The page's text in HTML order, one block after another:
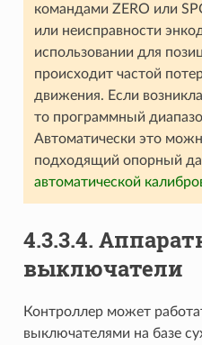
командами ZERO или
или неисправности
использовании для
происходит частой
движения. Если
то программный
Автоматически это
подходящий опорный
автоматической
4.3.3.4.
выключатели
Контроллер может
выключателями на базе